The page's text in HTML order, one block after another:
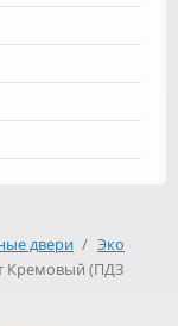
двери / Эко
Кремовый (ПДЗ